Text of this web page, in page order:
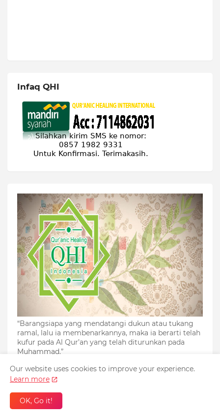
Infaq QHI
“Barangsiapa yang mendatangi dukun atau tukang
ramal, lalu ia membenarkannya, maka ia berarti telah
kufur pada Al Qur’an yang telah diturunkan pada
Muhammad.”
Our website uses cookies to improve your experience.
Learn more
OK, Go it!